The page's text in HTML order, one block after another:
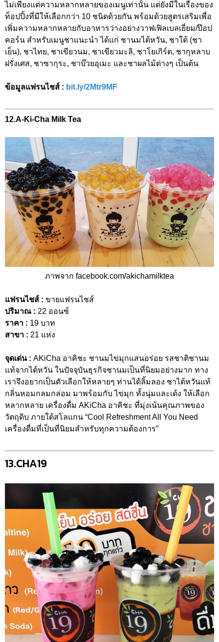
ไม่เพียงแต่ความหลากหลายของเมนูเท่านั้น แต่ยังมีในเรื่องของ
ท็อปปิ้งที่มีให้เลือกกว่า 10 ชนิดด้วยกัน พร้อมด้วยสูตรเสริมเพื่อ
เพิ่มความหลากหลายกับอาหารว่างอย่างวาฟเฟิลเบลเยี่ยม/ป๊อป
คอร์น สำหรับเมนูชาแนะนำ ได้แก่ ชานมไต้หวัน, ชาใต้ (ชา
เย็น), ชาไทย, ชาเขียวนม, ชาเขียวมะลิ, ชาโยเกิร์ต, ชากุหลาบ
ฝรั่งเศส, ชาซากุระ, ชาบ๊วยอุเมะ และชาผลไม้ต่างๆ เป็นต้น
ข้อมูลแฟรนไชส์ : bit.ly/2Mtr9MF
12.A-Ki-Cha Milk Tea
ภาพจาก facebook.com/akichamilktea
แฟรนไชส์ : ขายแฟรนไชส์
ปริมาณ : 22 ออนซ์
ราคา : 19 บาท
สาขา : 21 แห่ง
จุดเด่น : AKiCha อาคิชะ ชานมไข่มุกแสนอร่อย รสชาติชานม
แท้จากไต้หวัน ในปัจจุบันธุรกิจชานมเป็นที่นิยมอย่างมาก ทาง
เราจึงอยากเป็นตัวเลือกให้หลายๆ ท่านได้ลิ้มลอง ชาไต้หวันแท้
กลิ่นหอมกลมกล่อม มาพร้อมกับ ไข่มุก ทั้งนุ่มและเด้ง ให้เลือก
หลากหลาย เครื่องดื่ม AKiCha อาคิชะ ที่มุ่งเน้นคุณภาพของ
วัตถุดิบ ภายใต้สโลแกน “Cool Refreshment All You Need
เครื่องดื่มที่เป็นที่นิยมสำหรับทุกความต้องการ”
13.CHA19